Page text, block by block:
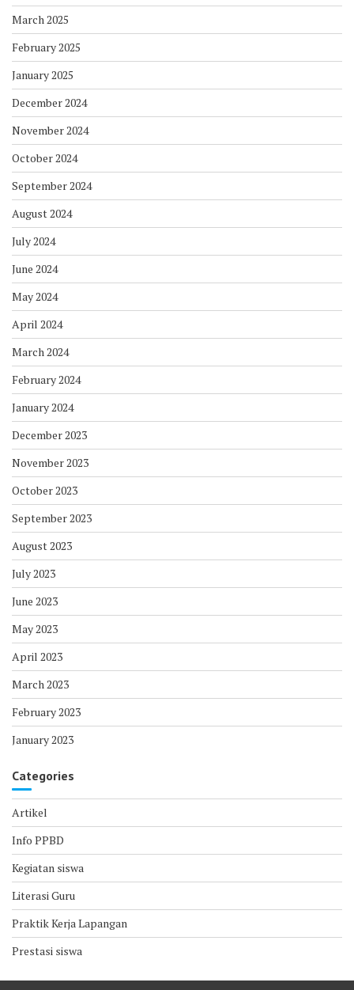
March 2025
February 2025
January 2025
December 2024
November 2024
October 2024
September 2024
August 2024
July 2024
June 2024
May 2024
April 2024
March 2024
February 2024
January 2024
December 2023
November 2023
October 2023
September 2023
August 2023
July 2023
June 2023
May 2023
April 2023
March 2023
February 2023
January 2023
Categories
Artikel
Info PPBD
Kegiatan siswa
Literasi Guru
Praktik Kerja Lapangan
Prestasi siswa